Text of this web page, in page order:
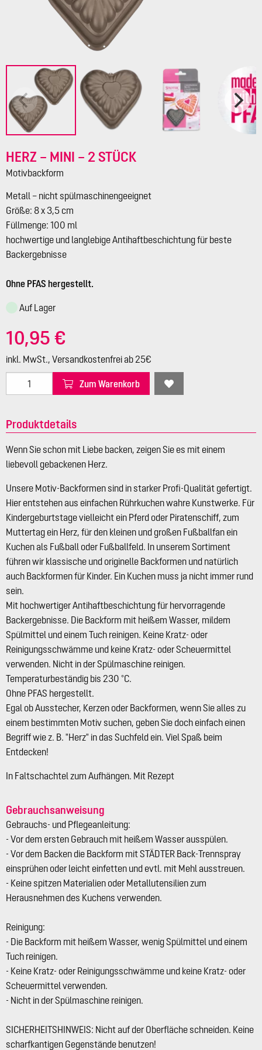
HERZ – MINI – 2 STÜCK
Motivbackform
Metall – nicht spülmaschinengeeignet
Größe: 8 x 3,5 cm
Füllmenge: 100 ml
hochwertige und langlebige Antihaftbeschichtung für beste
Backergebnisse
Ohne PFAS hergestellt.
Auf Lager
10,95 €
inkl. MwSt., Versandkostenfrei ab 25€
Zum Warenkorb
Produktdetails
Wenn Sie schon mit Liebe backen, zeigen Sie es mit einem
liebevoll gebackenen Herz.
Unsere Motiv-Backformen sind in starker Profi-Qualität gefertigt.
Hier entstehen aus einfachen Rührkuchen wahre Kunstwerke. Für
Kindergeburtstage vielleicht ein Pferd oder Piratenschiff, zum
Muttertag ein Herz, für den kleinen und großen Fußballfan ein
Kuchen als Fußball oder Fußballfeld. In unserem Sortiment
führen wir klassische und originelle Backformen und natürlich
auch Backformen für Kinder. Ein Kuchen muss ja nicht immer rund
sein.
Mit hochwertiger Antihaftbeschichtung für hervorragende
Backergebnisse. Die Backform mit heißem Wasser, mildem
Spülmittel und einem Tuch reinigen. Keine Kratz- oder
Reinigungsschwämme und keine Kratz- oder Scheuermittel
verwenden. Nicht in der Spülmaschine reinigen.
Temperaturbeständig bis 230 °C.
Ohne PFAS hergestellt.
Egal ob Ausstecher, Kerzen oder Backformen, wenn Sie alles zu
einem bestimmten Motiv suchen, geben Sie doch einfach einen
Begriff wie z. B. "Herz" in das Suchfeld ein. Viel Spaß beim
Entdecken!
In Faltschachtel zum Aufhängen. Mit Rezept
Gebrauchsanweisung
Gebrauchs- und Pflegeanleitung:
- Vor dem ersten Gebrauch mit heißem Wasser ausspülen.
- Vor dem Backen die Backform mit STÄDTER Back-Trennspray
einsprühen oder leicht einfetten und evtl. mit Mehl ausstreuen.
- Keine spitzen Materialien oder Metallutensilien zum
Herausnehmen des Kuchens verwenden.
Reinigung:
- Die Backform mit heißem Wasser, wenig Spülmittel und einem
Tuch reinigen.
- Keine Kratz- oder Reinigungsschwämme und keine Kratz- oder
Scheuermittel verwenden.
- Nicht in der Spülmaschine reinigen.
SICHERHEITSHINWEIS: Nicht auf der Oberfläche schneiden. Keine
scharfkantigen Gegenstände benutzen!